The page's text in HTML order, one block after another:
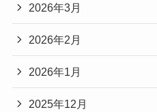
2026年3月
2026年2月
2026年1月
2025年12月